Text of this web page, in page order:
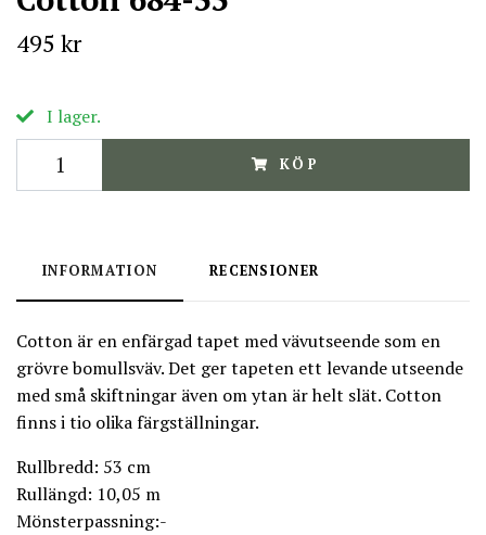
495 kr
I lager.
KÖP
INFORMATION RECENSIONER
Cotton är en enfärgad tapet med vävutseende som en
grövre bomullsväv. Det ger tapeten ett levande utseende
med små skiftningar även om ytan är helt slät. Cotton
finns i tio olika färgställningar.
Rullbredd: 53 cm
Rullängd: 10,05 m
Mönsterpassning:-